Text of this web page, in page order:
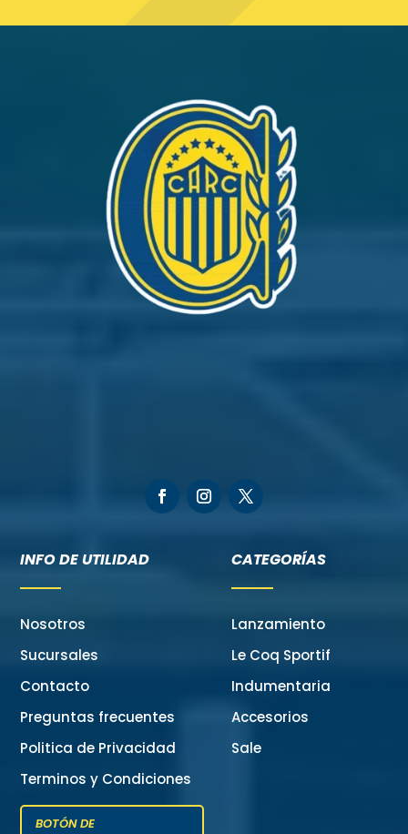
INFO DE UTILIDAD
Nosotros
Sucursales
Contacto
Preguntas frecuentes
Politica de Privacidad
Terminos y Condiciones
BOTÓN DE
CATEGORÍAS
Lanzamiento
Le Coq Sportif
Indumentaria
Accesorios
Sale